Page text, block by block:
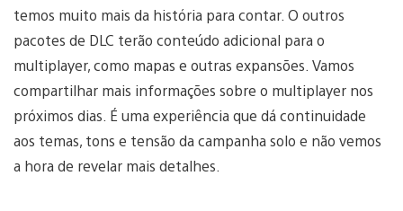
temos muito mais da história para contar. O outros
pacotes de DLC terão conteúdo adicional para o
multiplayer, como mapas e outras expansões. Vamos
compartilhar mais informações sobre o multiplayer nos
próximos dias. É uma experiência que dá continuidade
aos temas, tons e tensão da campanha solo e não vemos
a hora de revelar mais detalhes.